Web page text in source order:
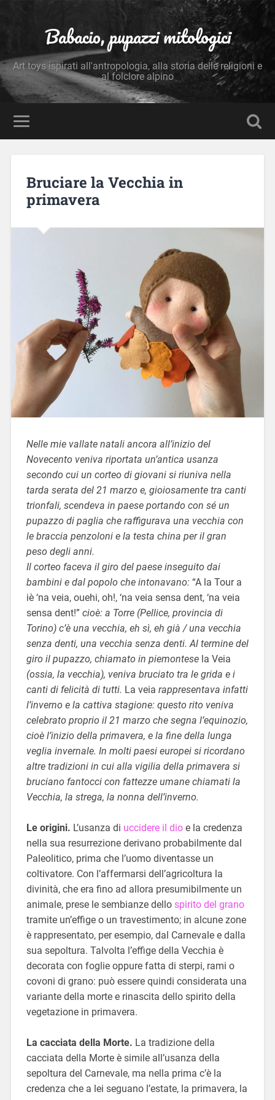
Babacio, pupazzi mitologici
Art toys ispirati all'antropologia, alla storia delle religioni e
al folclore alpino
Bruciare la Vecchia in
primavera
Nelle mie vallate natali ancora all’inizio del
Novecento veniva riportata un’antica usanza
secondo cui un corteo di giovani si riuniva nella
tarda serata del 21 marzo e, gioiosamente tra canti
trionfali, scendeva in paese portando con sé un
pupazzo di paglia che raffigurava una vecchia con
le braccia penzoloni e la testa china per il gran
peso degli anni.
Il corteo faceva il giro del paese inseguito dai
bambini e dal popolo che intonavano: “A la Tour a
iè ‘na veia, ouehi, oh!, ‘na veia sensa dent, ‘na veia
sensa dent!” cioè: a Torre (Pellice, provincia di
Torino) c’è una vecchia, eh sì, eh già / una vecchia
senza denti, una vecchia senza denti. Al termine del
giro il pupazzo, chiamato in piemontese la Veia
(ossia, la vecchia), veniva bruciato tra le grida e i
canti di felicità di tutti. La veia rappresentava infatti
l’inverno e la cattiva stagione: questo rito veniva
celebrato proprio il 21 marzo che segna l’equinozio,
cioè l’inizio della primavera, e la fine della lunga
veglia invernale. In molti paesi europei si ricordano
altre tradizioni in cui alla vigilia della primavera si
bruciano fantocci con fattezze umane chiamati la
Vecchia, la strega, la nonna dell’inverno.
Le origini. L’usanza di uccidere il dioe la credenza
nella sua resurrezione derivano probabilmente dal
Paleolitico, prima che l’uomo diventasse un
coltivatore. Con l’affermarsi dell’agricoltura la
divinità, che era fino ad allora presumibilmente un
animale, prese le sembianze dello spirito del grano
tramite un’effige o un travestimento; in alcune zone
è rappresentato, per esempio, dal Carnevale e dalla
sua sepoltura. Talvolta l’effige della Vecchia è
decorata con foglie oppure fatta di sterpi, rami o
covoni di grano: può essere quindi considerata una
variante della morte e rinascita dello spirito della
vegetazione in primavera.
La cacciata della Morte. La tradizione della
cacciata della Morte è simile all’usanza della
sepoltura del Carnevale, ma nella prima c’è la
credenza che a lei seguano l’estate, la primavera, la